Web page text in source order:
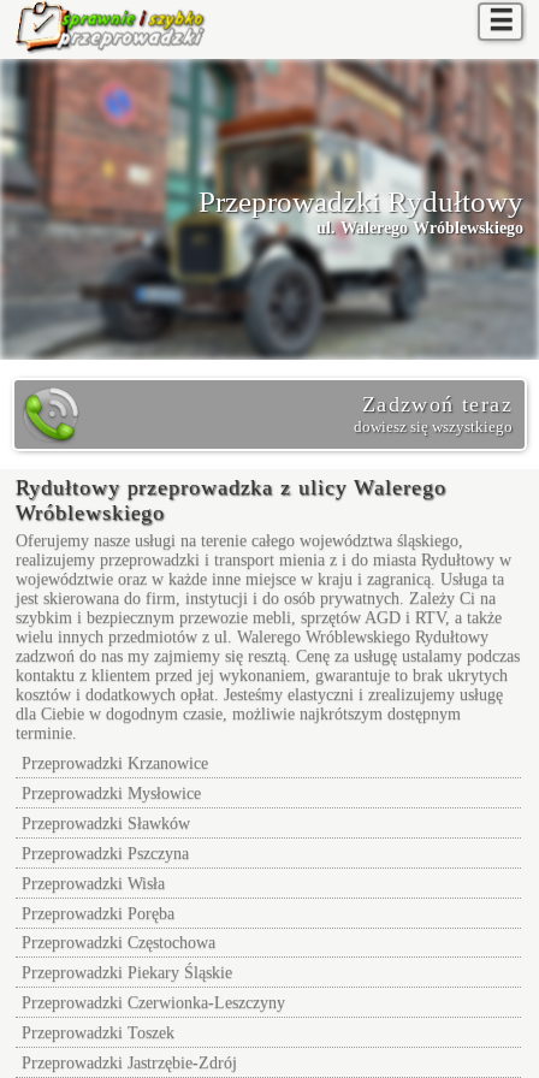
☰
Przeprowadzki Rydułtowy
ul. Walerego Wróblewskiego
Zadzwoń teraz
dowiesz się wszystkiego
Rydułtowy przeprowadzka z ulicy Walerego
Wróblewskiego
Oferujemy nasze usługi na terenie całego województwa śląskiego,
realizujemy przeprowadzki i transport mienia z i do miasta Rydułtowy w
województwie oraz w każde inne miejsce w kraju i zagranicą. Usługa ta
jest skierowana do firm, instytucji i do osób prywatnych. Zależy Ci na
szybkim i bezpiecznym przewozie mebli, sprzętów AGD i RTV, a także
wielu innych przedmiotów z ul. Walerego Wróblewskiego Rydułtowy
zadzwoń do nas my zajmiemy się resztą. Cenę za usługę ustalamy podczas
kontaktu z klientem przed jej wykonaniem, gwarantuje to brak ukrytych
kosztów i dodatkowych opłat. Jesteśmy elastyczni i zrealizujemy usługę
dla Ciebie w dogodnym czasie, możliwie najkrótszym dostępnym
terminie.
Przeprowadzki Krzanowice
Przeprowadzki Mysłowice
Przeprowadzki Sławków
Przeprowadzki Pszczyna
Przeprowadzki Wisła
Przeprowadzki Poręba
Przeprowadzki Częstochowa
Przeprowadzki Piekary Śląskie
Przeprowadzki Czerwionka-Leszczyny
Przeprowadzki Toszek
Przeprowadzki Jastrzębie-Zdrój